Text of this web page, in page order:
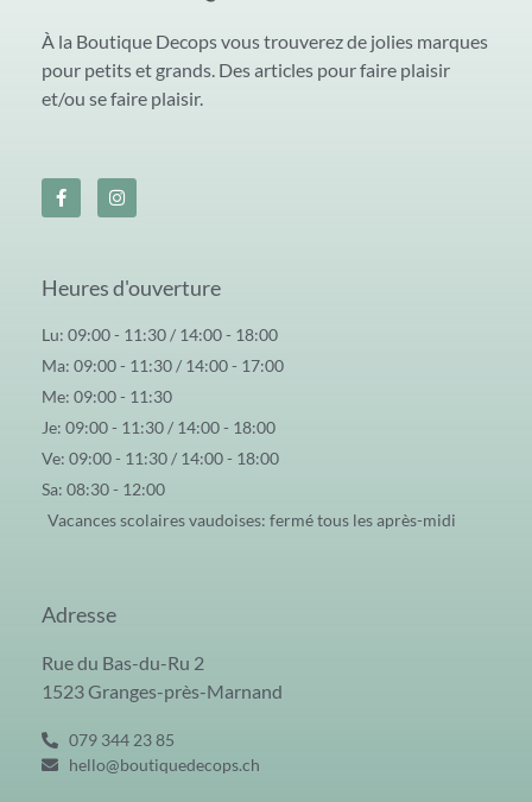
À la Boutique Decops vous trouverez de jolies marques
pour petits et grands. Des articles pour faire plaisir
et/ou se faire plaisir.
Heures d'ouverture
Lu: 09:00 - 11:30 / 14:00 - 18:00
Ma: 09:00 - 11:30 / 14:00 - 17:00
Me: 09:00 - 11:30
Je: 09:00 - 11:30 / 14:00 - 18:00
Ve: 09:00 - 11:30 / 14:00 - 18:00
Sa: 08:30 - 12:00
Vacances scolaires vaudoises: fermé tous les après-midi
Adresse
Rue du Bas-du-Ru 2
1523 Granges-près-Marnand
079 344 23 85
hello@boutiquedecops.ch